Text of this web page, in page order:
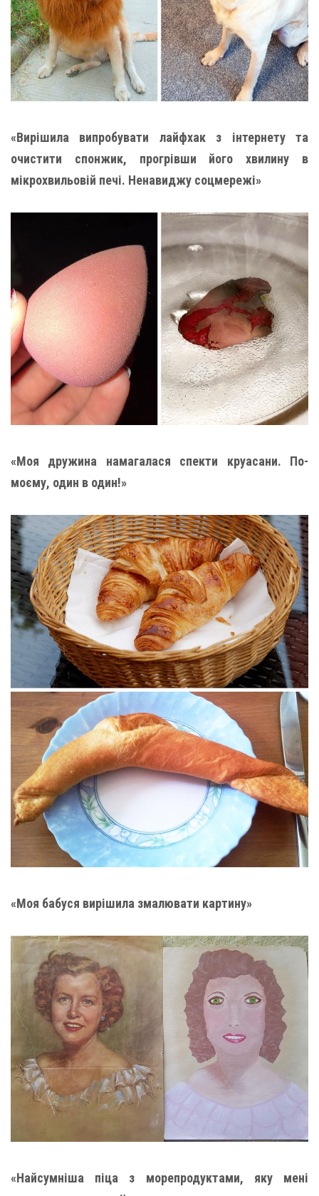
«Вирішила випробувати лайфхак з інтернету та
очистити спонжик, прогрівши його хвилину в
мікрохвильовій печі. Ненавиджу соцмережі»
«Моя дружина намагалася спекти круасани. По-
моєму, один в один!»
«Моя бабуся вирішила змалювати картину»
«Найсумніша піца з морепродуктами, яку мені